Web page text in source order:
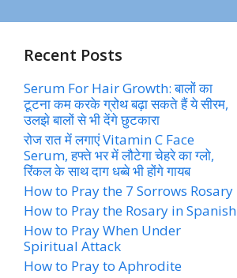
Recent Posts
Serum For Hair Growth: बालों का
टूटना कम करके ग्रोथ बढ़ा सकते हैं ये सीरम,
उलझे बालों से भी देंगे छुटकारा
रोज रात में लगाएं Vitamin C Face
Serum, हफ्ते भर में लौटेगा चेहरे का ग्लो,
रिंकल के साथ दाग धब्बे भी होंगे गायब
How to Pray the 7 Sorrows Rosary
How to Pray the Rosary in Spanish
How to Pray When Under
Spiritual Attack
How to Pray to Aphrodite